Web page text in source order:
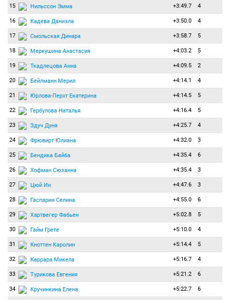
15 Нильссон Эмма +3:49.7 4
16 Кадева Даниэла +3:50.0 4
17 Смольская Динара +3:58.7 5
18 Меркушина Анастасия +4:03.2 5
19 Ткадлецова Анна +4:09.5 2
20 Бейлманн Мерил +4:14.1 4
21 Юрлова-Перхт Екатерина +4:14.5 5
22 Гербулова Наталья +4:16.4 5
23 Здуч Дуня +4:25.7 4
24 Фрювирт Юлиана +4:32.0 3
25 Бендика Байба +4:35.4 6
26 Хофман Сюзанна +4:35.4 3
27 Цюй Ин +4:47.6 3
28 Гаспарин Селина +4:55.0 6
29 Хартвегер Фабьен +5:02.8 5
30 Гайм Грете +5:10.0 4
31 Кноттен Каролин +5:14.4 5
32 Каррара Микела +5:16.7 4
33 Турикова Евгения +5:21.2 6
34 Кручинкина Елена +5:22.7 6